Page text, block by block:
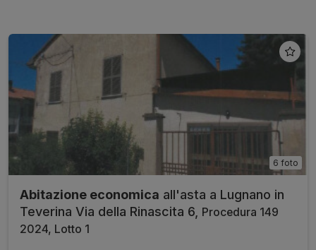
6 foto
Abitazione economica all'asta a Lugnano in
Teverina Via della Rinascita 6, Procedura 149
2024, Lotto 1